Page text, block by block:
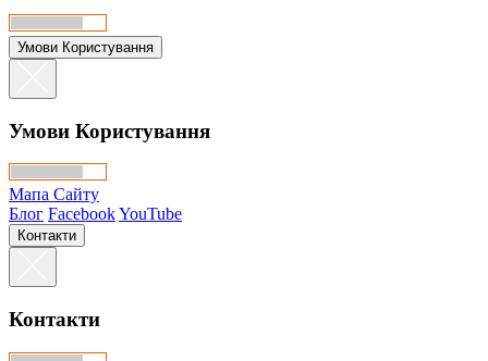
Умови Користування
Умови Користування
Мапа Сайту
Блог FacebookYouTube
Контакти
Контакти